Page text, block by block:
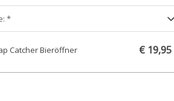
Catcher Bieröffner € 19,95